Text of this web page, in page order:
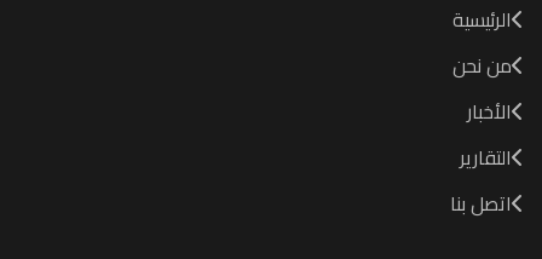
الرئيسية
من نحن
الأخبار
التقارير
اتصل بنا